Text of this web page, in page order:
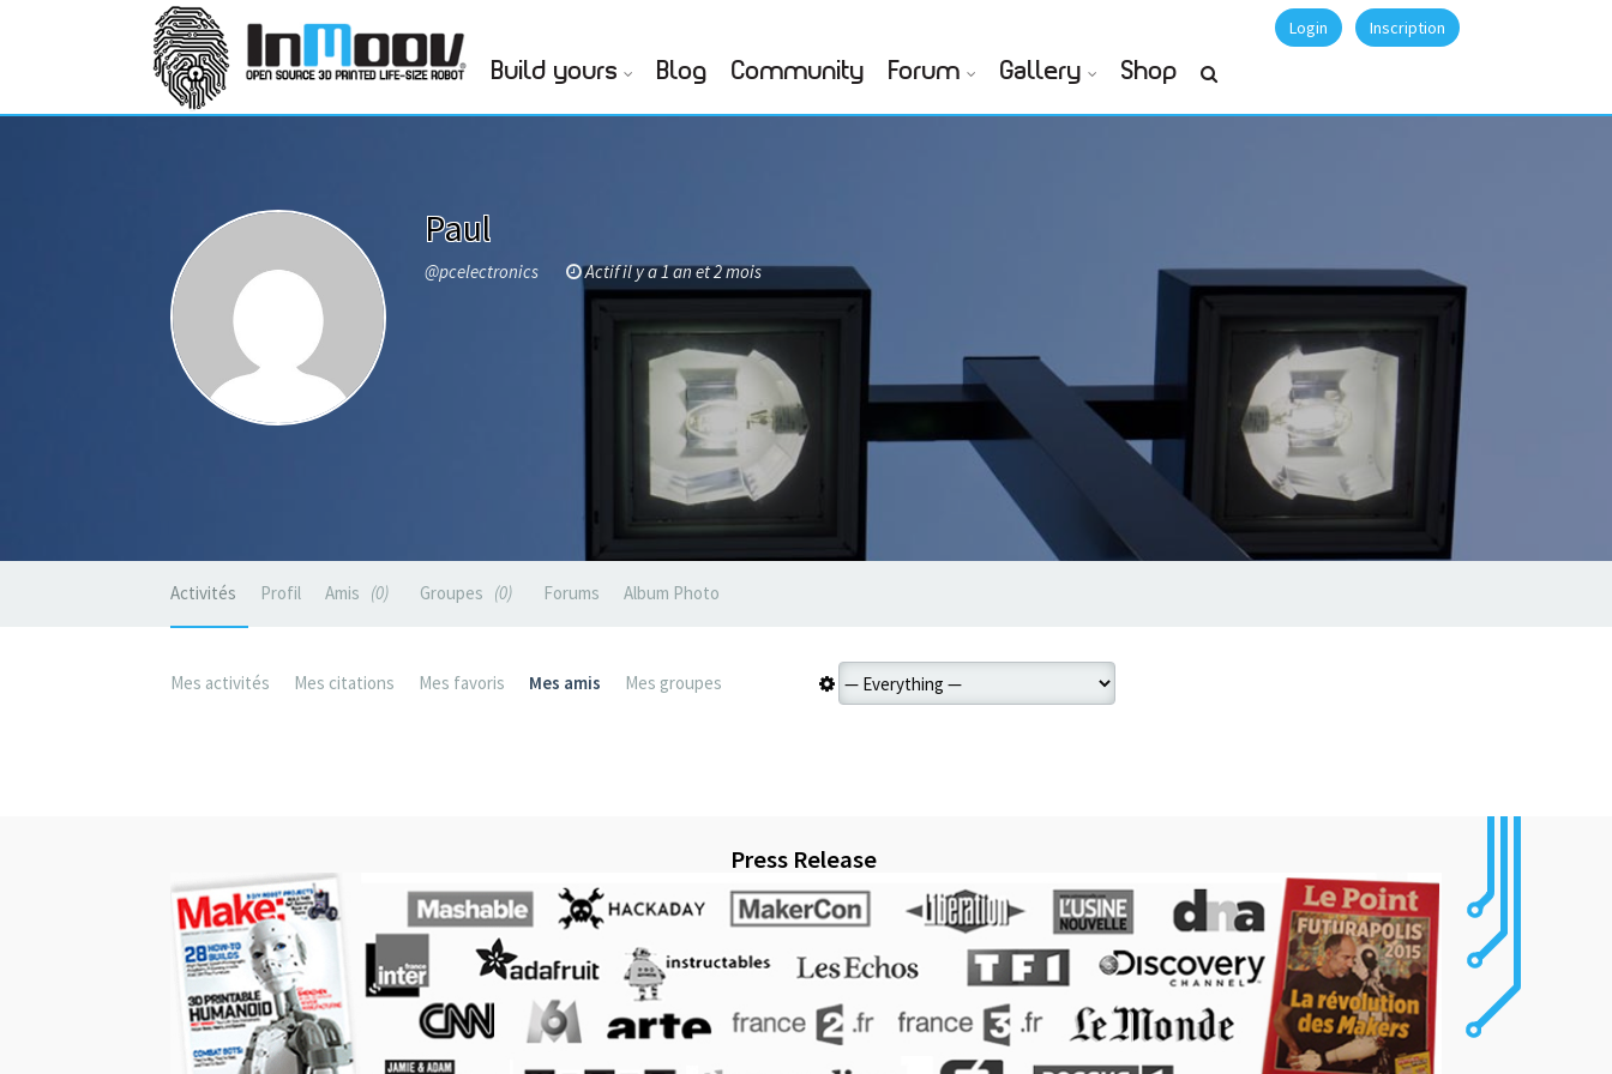
Login Inscription
Build yours Blog Community Forum Gallery Shop
Paul
@pcelectronics Actif il y a 1 an et 2 mois
Activités Profil Amis 0 Groupes 0 Forums Album Photo
Mes activités Mes citations Mes favoris Mes amis Mes groupes
Press Release